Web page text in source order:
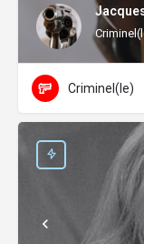
Criminel(le)